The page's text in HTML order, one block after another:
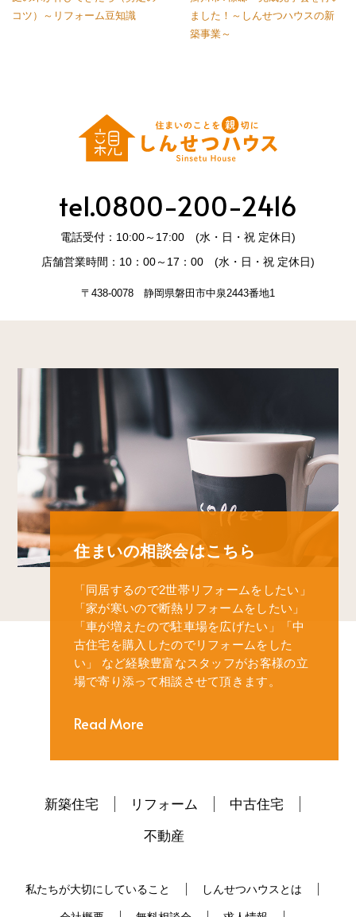
コツ）～リフォーム豆知識
ました！～しんせつハウスの新
築事業～
tel.0800-200-2416
電話受付：10:00～17:00 (水・日・祝 定休日)
店舗営業時間：10：00～17：00 (水・日・祝 定休日)
〒438-0078 静岡県磐田市中泉2443番地1
住まいの相談会はこちら
「同居するので2世帯リフォームをしたい」
「家が寒いので断熱リフォームをしたい」
「車が増えたので駐車場を広げたい」
「中
古住宅を購入したのでリフォームをした
い」
など経験豊富なスタッフがお客様の立
場で寄り添って相談させて頂きます。
Read More
新築住宅 リフォーム
中古住宅
不動産
私たちが大切にしていること しんせつハウスとは